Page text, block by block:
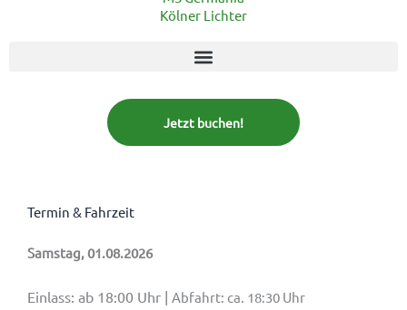
Kölner Lichter
Jetzt buchen!
Termin & Fahrzeit
Samstag, 01.08.2026
Einlass: ab 18:00 Uhr | Abfahrt: ca. 18:30 Uhr